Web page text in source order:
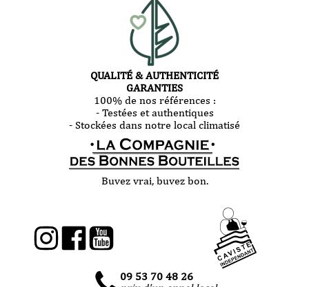
QUALITÉ & AUTHENTICITÉ
GARANTIES
100% de nos références :
- Testées et authentiques
- Stockées dans notre local climatisé
Buvez vrai, buvez bon.
09 53 70 48 26